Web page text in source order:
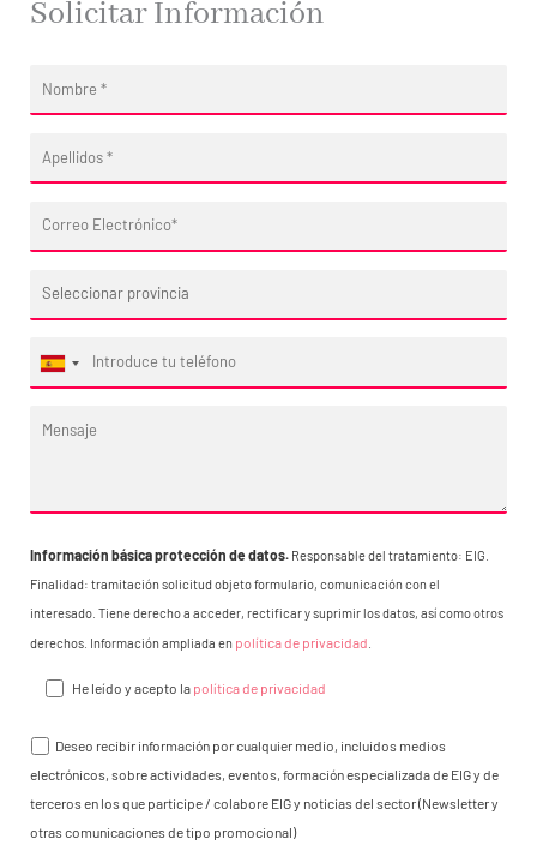
Solicitar Información
Información básica protección de datos. Responsable del tratamiento: EIG.
Finalidad: tramitación solicitud objeto formulario, comunicación con el
interesado. Tiene derecho a acceder, rectificar y suprimir los datos, así como otros
derechos. Información ampliada en política de privacidad
He leído y acepto la política de privacidad
Deseo recibir información por cualquier medio, incluidos medios
electrónicos, sobre actividades, eventos, formación especializada de EIG y de
terceros en los que participe / colabore EIG y noticias del sector (Newsletter y
otras comunicaciones de tipo promocional)